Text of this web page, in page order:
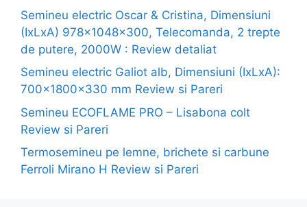
Semineu electric Oscar & Cristina, Dimensiuni
(IxLxA) 978x1048x300, Telecomanda, 2 trepte
de putere, 2000W : Review detaliat
Semineu electric Galiot alb, Dimensiuni (IxLxA):
700x1800x330 mm Review si Pareri
Semineu ECOFLAME PRO – Lisabona colt
Review si Pareri
Termosemineu pe lemne, brichete si carbune
Ferroli Mirano H Review si Pareri